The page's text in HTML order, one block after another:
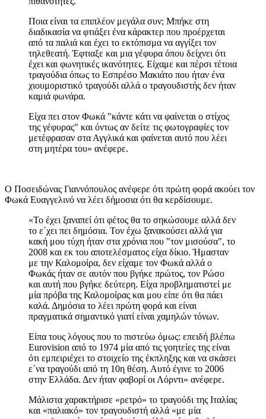
Ποια είναι τα επιπλέον μεγάλα συν; Μπήκε στη
διαδικασία να φτιάξει ένα κάρακτερ που προέρχεται
από τα παλιά και έχει το εκτόπισμα να αγγίξει τον
τηλεθεατή. Έφτιαξε και μια γέφυρα όπου δείχνει ότι
έχει και φωνητικές ικανότητες. Είχαμε και πέρσι τέτοια
τραγούδια όπως το Εσπρέσο Μακιάτο που ήταν ένα
χιουμοριστικό τραγούδι αλλά ο τραγουδιστής δεν ήταν
καμιά φωνάρα.
Είχα πει στον Φωκά "κάντε κάτι να φαίνεται ο στίχος
της γέφυρας" και όντως αν δείτε τις φωτογραφίες τον
μετέφρασαν στα Αγγλικά και φαίνεται αυτό που λέει
στη μητέρα του» ανέφερε.
Ο Ποσειδώνας Γιαννόπουλος ανέφερε ότι πρώτη φορά ακούει τον
Φωκά Ευαγγελινό να λέει δήμοσια ότι θα κερδίσουμε.
«Το έχει ξαναπεί ότι φέτος θα το σηκώσουμε αλλά δεν
το ε΄χει πει δημόσια. Τον έχω ξανακούσει αλλά για
κακή μου τύχη ήταν στα χρόνια που "τον μισούσα", το
2008 και εκ του αποτελέσματος είχα δίκιο. Ήμασταν
με την Καλομοίρα, δεν είχαμε τον Φωκά αλλά ο
Φωκάς ήταν σε αυτόν που βγήκε πρώτος, τον Ρώσο
και αυτή που βγήκε δεύτερη. Είχα προβληματιστεί με
μία πρόβα της Καλομοίρας και μου είπε ότι θα πάει
καλά. Δημόσια το λέει πρώτη φορά και είναι
πραγματικά σημαντικό γιατί είναι χαμηλών τόνων.
Είπα τους λόγους που το πιστεύω όμως: επειδή βλέπω
Eurovision από το 1974 μία από τις γοητείες της είναι
ότι εμπειριέχει το στοιχείο της έκπληξης και να σκάσει
ε΄να τραγούδι από τη 10η θέση. Αυτό έγινε το 2006
στην Ελλάδα. Δεν ήταν φαβορί οι Λόρντι» ανέφερε.
Μάλιστα χαρακτήρισε «ρετρό» το τραγούδι της Ιταλίας
και «παλιακό» τον τραγουδιστή αλλά «με μία